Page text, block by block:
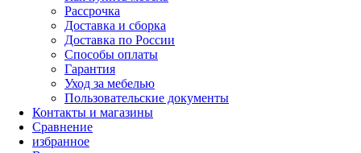
Рассрочка
Доставка и сборка
Доставка по России
Способы оплаты
Гарантия
Уход за мебелью
Пользовательские документы
Контакты и магазины
Сравнение
избранное